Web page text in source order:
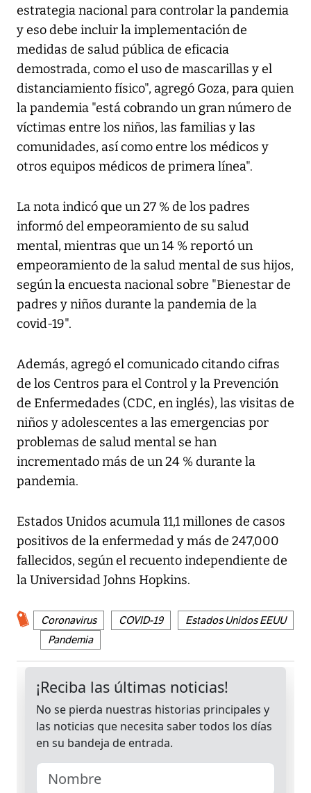
estrategia nacional para controlar la pandemia
y eso debe incluir la implementación de
medidas de salud pública de eficacia
demostrada, como el uso de mascarillas y el
distanciamiento físico", agregó Goza, para quien
la pandemia "está cobrando un gran número de
víctimas entre los niños, las familias y las
comunidades, así como entre los médicos y
otros equipos médicos de primera línea".
La nota indicó que un 27 % de los padres
informó del empeoramiento de su salud
mental, mientras que un 14 % reportó un
empeoramiento de la salud mental de sus hijos,
según la encuesta nacional sobre "Bienestar de
padres y niños durante la pandemia de la
covid-19".
Además, agregó el comunicado citando cifras
de los Centros para el Control y la Prevención
de Enfermedades (CDC, en inglés), las visitas de
niños y adolescentes a las emergencias por
problemas de salud mental se han
incrementado más de un 24 % durante la
pandemia.
Estados Unidos acumula 11,1 millones de casos
positivos de la enfermedad y más de 247,000
fallecidos, según el recuento independiente de
la Universidad Johns Hopkins.
Coronavirus COVID-19
Estados Unidos EEUU
Pandemia